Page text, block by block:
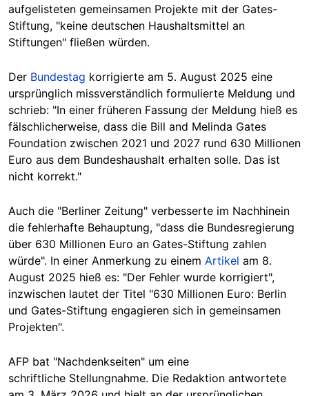
aufgelisteten gemeinsamen Projekte mit der Gates-
Stiftung, "keine deutschen Haushaltsmittel an
Stiftungen" fließen würden.
Der Bundestag korrigierte am 5. August 2025 eine
ursprünglich missverständlich formulierte Meldung und
schrieb: "In einer früheren Fassung der Meldung hieß es
fälschlicherweise, dass die Bill and Melinda Gates
Foundation zwischen 2021 und 2027 rund 630 Millionen
Euro aus dem Bundeshaushalt erhalten solle. Das ist
nicht korrekt."
Auch die "Berliner Zeitung" verbesserte im Nachhinein
die fehlerhafte Behauptung, "dass die Bundesregierung
über 630 Millionen Euro an Gates-Stiftung zahlen
würde". In einer Anmerkung zu einem Artikel am 8.
August 2025 hieß es: "Der Fehler wurde korrigiert",
inzwischen lautet der Titel "630 Millionen Euro: Berlin
und Gates-Stiftung engagieren sich in gemeinsamen
Projekten".
AFP bat "Nachdenkseiten" um eine
schriftliche Stellungnahme. Die Redaktion antwortete